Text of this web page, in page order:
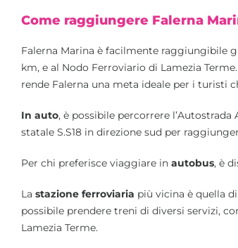
Come raggiungere Falerna
Falerna Marina è facilmente raggiungibile
km, e al Nodo Ferroviario di Lamezia
rende Falerna una meta ideale per i turisti
In auto, è possibile percorrere
statale S.S18 in direzione sud per
Per chi preferisce viaggiare in autobus, è
La stazione ferroviaria più vicina è quella
possibile prendere treni di diversi servizi,
Lamezia Terme.